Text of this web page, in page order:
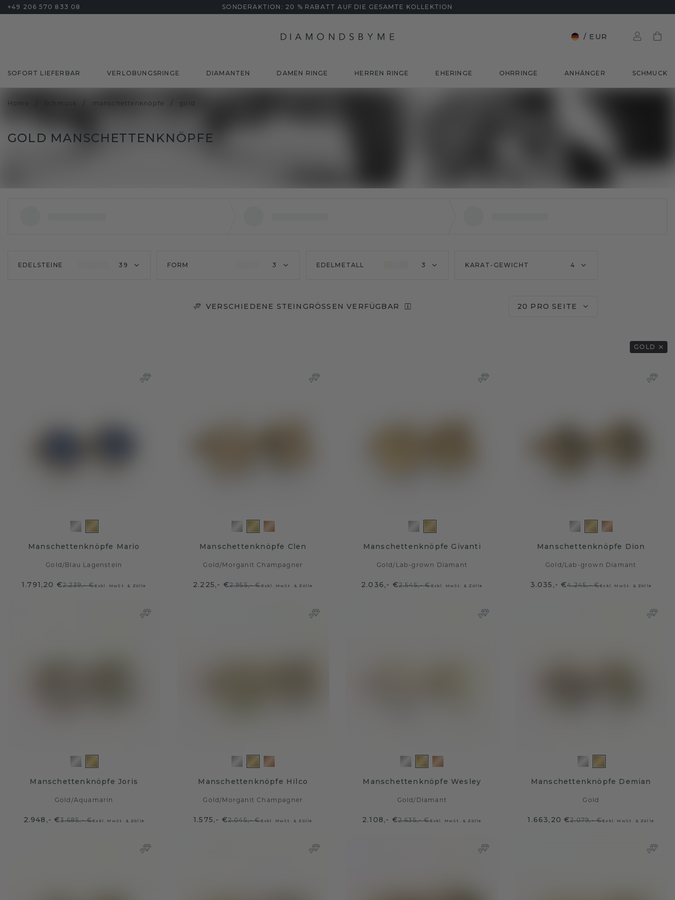
+49 206 570 833 08 SONDERAKTION: 20 % RABATT AUF DIE GESAMTE KOLLEKTION
/ EUR
SOFORT LIEFERBAR VERLOBUNGSRINGE DIAMANTEN DAMEN RINGE HERREN RINGE EHERINGE OHRRINGE ANHÄNGER SCHMUCK
Home Schmuck / manschettenknöpfe / gold
GOLD MANSCHETTENKNÖPFE
EDELSTEINE 39 FORM 3 EDELMETALL 3 KARAT-GEWICHT 4
VERSCHIEDENE STEINGRÖSSEN VERFÜGBAR 20 PRO SEITE
GOLD
Manschettenknöpfe Mario
Gold/ Blau Lagenstein
1.791,20 €2.239,- €Exkl. MwSt. & Zölle
Manschettenknöpfe Clen
Gold/ Morganit Champagner
2.225,- €2.955,- €Exkl. MwSt. & Zölle
Manschettenknöpfe Givanti
Gold/ Lab-grown Diamant
2.036,- €2.545,- €Exkl. MwSt. & Zölle
Manschettenknöpfe Dion
Gold / Lab-grown Diamant
3.035,- €4.245,- €Exkl. MwSt. & Zölle
Manschettenknöpfe Joris
Gold /Aquamarin
2.948,- €3.685,- €Exkl. MwSt. & Zölle
Manschettenknöpfe Hilco
Gold/ Morganit Champagner
1.575,- €2.045,- €Exkl. MwSt. & Zölle
Manschettenknöpfe Wesley
Gold/ Diamant
2.108,- €2.635,- €Exkl. MwSt. & Zölle
Manschettenknöpfe Demian
Gold
1.663,20 €2.079,- €Exkl. MwSt. & Zölle